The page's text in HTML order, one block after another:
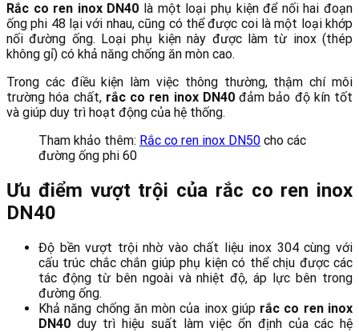
Rắc co ren inox DN40 là một loại phụ kiện để nối hai đoạn
ống phi 48 lại với nhau, cũng có thể được coi là một loại khớp
nối đường ống. Loại phụ kiện này được làm từ inox (thép
không gỉ) có khả năng chống ăn mòn cao.
Trong các điều kiện làm việc thông thường, thậm chí môi
trường hóa chất, rắc co ren inox DN40đảm bảo độ kín tốt
và giúp duy trì hoạt động của hệ thống.
Tham khảo thêm: Rắc co ren inox DN50 cho các
đường ống phi 60
Ưu điểm vượt trội của rắc co ren inox
DN40
Độ bền vượt trội nhờ vào chất liệu inox 304 cùng với
cấu trúc chắc chắn giúp phụ kiện có thể chịu được các
tác động từ bên ngoài và nhiệt độ, áp lực bên trong
đường ống.
Khả năng chống ăn mòn của inox giúp rắc co ren inox
DN40 duy trì hiệu suất làm việc ổn định của các hệ